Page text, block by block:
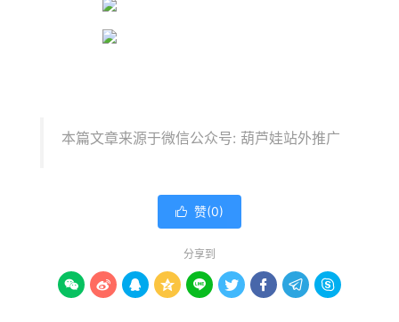
本篇文章来源于微信公众号: 葫芦娃站外推广
 赞(0)
分享到
        